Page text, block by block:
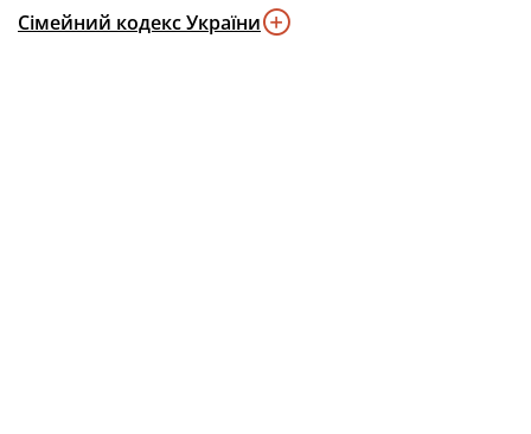
Сімейний кодекс України